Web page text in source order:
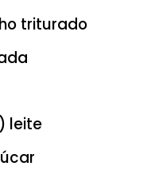
Cebolinha a
reino a gosto